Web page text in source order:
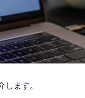
ます。